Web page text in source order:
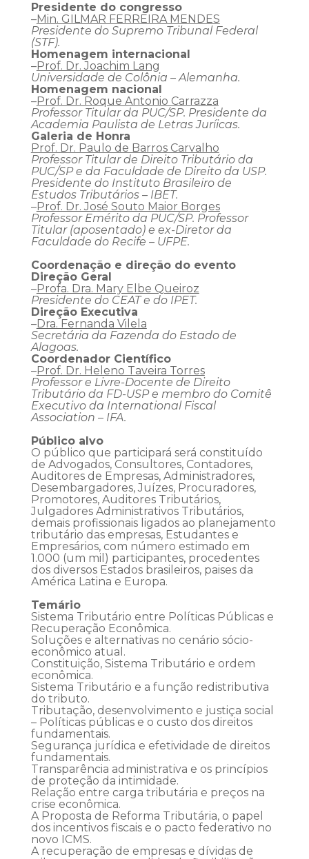
Presidente do congresso
–Min. GILMAR FERREIRA MENDES
Presidente do Supremo Tribunal Federal
(STF).
Homenagem internacional
–Prof. Dr. Joachim Lang
Universidade de Colônia – Alemanha.
Homenagem nacional
–Prof. Dr. Roque Antonio Carrazza
Professor Titular da PUC/SP. Presidente da
Academia Paulista de Letras Juríicas.
Galeria de Honra
Prof. Dr. Paulo de Barros Carvalho
Professor Titular de Direito Tributário da
PUC/SP e da Faculdade de Direito da USP.
Presidente do Instituto Brasileiro de
Estudos Tributários – IBET.
–Prof. Dr. José Souto Maior Borges
Professor Emérito da PUC/SP. Professor
Titular (aposentado) e ex-Diretor da
Faculdade do Recife – UFPE.
Coordenação e direção do evento
Direção Geral
–Profa. Dra. Mary Elbe Queiroz
Presidente do CEAT e do IPET.
Direção Executiva
–Dra. Fernanda Vilela
Secretária da Fazenda do Estado de
Alagoas.
Coordenador Científico
–Prof. Dr. Heleno Taveira Torres
Professor e Livre-Docente de Direito
Tributário da FD-USP e membro do Comitê
Executivo da International Fiscal
Association – IFA.
Público alvo
O público que participará será constituído
de Advogados, Consultores, Contadores,
Auditores de Empresas, Administradores,
Desembargadores, Juízes, Procuradores,
Promotores, Auditores Tributários,
Julgadores Administrativos Tributários,
demais profissionais ligados ao planejamento
tributário das empresas, Estudantes e
Empresários, com número estimado em
1.000 (um mil) participantes, procedentes
dos diversos Estados brasileiros, paises da
América Latina e Europa.
Temário
Sistema Tributário entre Políticas Públicas e
Recuperação Econômica.
Soluções e alternativas no cenário sócio-
econômico atual.
Constituição, Sistema Tributário e ordem
econômica.
Sistema Tributário e a função redistributiva
do tributo.
Tributação, desenvolvimento e justiça social
– Políticas públicas e o custo dos direitos
fundamentais.
Segurança jurídica e efetividade de direitos
fundamentais.
Transparência administrativa e os princípios
de proteção da intimidade.
Relação entre carga tributária e preços na
crise econômica.
A Proposta de Reforma Tributária, o papel
dos incentivos fiscais e o pacto federativo no
novo ICMS.
A recuperação de empresas e dívidas de